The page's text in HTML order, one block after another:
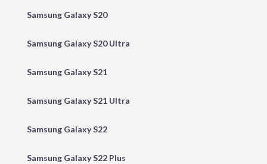
Samsung Galaxy S20
Samsung Galaxy S20 Ultra
Samsung Galaxy S21
Samsung Galaxy S21 Ultra
Samsung Galaxy S22
Samsung Galaxy S22 Plus